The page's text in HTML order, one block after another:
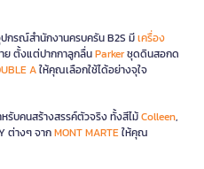
กรณ์สำนักงานครบครัน B2S มีเครื่อง
ย ตั้งแต่ปากกาลูกลื่นParkerชุดดินสอกด
Aให้คุณเลือกใช้ได้อย่างจุใจ
หรับคนสร้างสรรค์ตัวจริง ทั้งสีไม้Colleen,
ต่างๆ จากMONT MARTEให้คุณ